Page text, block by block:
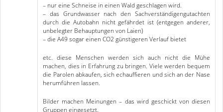
– nur eine Schneise in einen Wald geschlagen wird.
– das Grundwasser nach den Sachverständigengutachten
durch die Autobahn nicht gefährdet ist (entgegen anderer,
unbelegter Behauptungen von Laien)
– die A49 sogar einen CO2 günstigeren Verlauf bietet
etc. diese Menschen werden sich auch nicht die Mühe
machen, dies in Erfahrung zu bringen. Viele werden bequem
die Parolen abkaufen, sich echauffieren und sich an der Nase
herumführen lassen.
Bilder machen Meinungen – das wird geschickt von diesen
Gruppen eingesetzt.